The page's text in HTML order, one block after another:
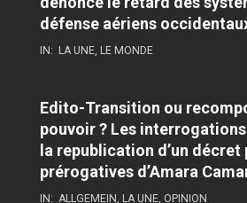
défense aériens
IN: LA UNE, LE MONDE
Edito-Transition ou
pouvoir ? Les
la republication d’un
prérogatives d’Amara
IN: ALLGEMEIN, LA UNE, OPINION